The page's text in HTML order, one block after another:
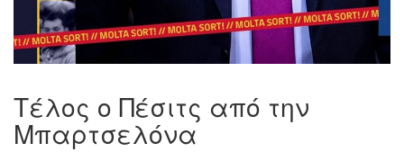
Τέλος ο Πέσιτς από την
Μπαρτσελόνα